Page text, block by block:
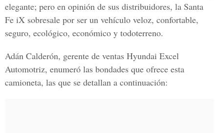
elegante; pero en opinión de sus distribuidores, la Santa
Fe iX sobresale por ser un vehículo veloz, confortable,
seguro, ecológico, económico y todoterreno.
Adán Calderón, gerente de ventas Hyundai Excel
Automotriz, enumeró las bondades que ofrece esta
camioneta, las que se detallan a continuación: